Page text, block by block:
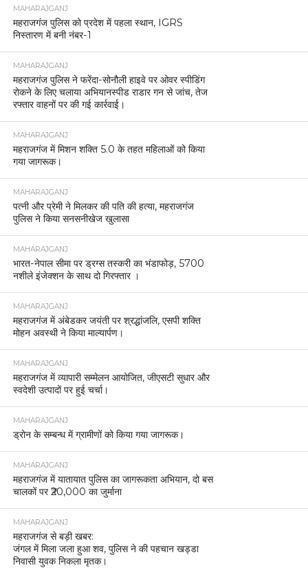
MAHARAJGANJ
महराजगंज पुलिस को प्रदेश में पहला स्थान, IGRS
निस्तारण में बनी नंबर-1
MAHARAJGANJ
महराजगंज पुलिस ने फरेंदा-सोनौली हाइवे पर ओवर स्पीडिंग
रोकने के लिए चलाया अभियानस्पीड राडार गन से जांच, तेज
रफ्तार वाहनों पर की गई कार्रवाई।
MAHARAJGANJ
महराजगंज में मिशन शक्ति 5.0 के तहत महिलाओं को किया
गया जागरूक।
MAHARAJGANJ
पत्नी और प्रेमी ने मिलकर की पति की हत्या, महराजगंज
पुलिस ने किया सनसनीखेज खुलासा
MAHARAJGANJ
भारत-नेपाल सीमा पर ड्रग्स तस्करी का भंडाफोड़, 5700
नशीले इंजेक्शन के साथ दो गिरफ्तार ।
MAHARAJGANJ
महराजगंज में अंबेडकर जयंती पर श्रद्धांजलि, एसपी शक्ति
मोहन अवस्थी ने किया माल्यार्पण।
MAHARAJGANJ
महराजगंज में व्यापारी सम्मेलन आयोजित, जीएसटी सुधार और
स्वदेशी उत्पादों पर हुई चर्चा।
MAHARAJGANJ
ड्रोन के सम्बन्ध में ग्रामीणों को किया गया जागरूक।
MAHARAJGANJ
महराजगंज में यातायात पुलिस का जागरूकता अभियान, दो बस
चालकों पर ₹20,000 का जुर्माना
MAHARAJGANJ
महराजगंज से बड़ी खबर:
जंगल में मिला जला हुआ शव, पुलिस ने की पहचान खड्डा
निवासी युवक निकला मृतक।